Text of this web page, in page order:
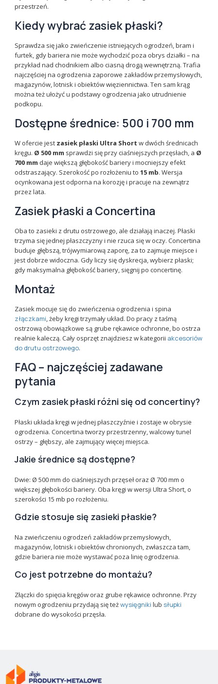
przestrzeń.
Kiedy wybrać zasiek płaski?
Sprawdza się jako zwieńczenie istniejących ogrodzeń, bram i
furtek, gdy bariera nie może wychodzić poza obrys działki – na
przykład nad chodnikiem albo ciasną drogą wewnętrzną. Trafia
najczęściej na ogrodzenia zaporowe zakładów przemysłowych,
magazynów, lotnisk i obiektów więziennictwa. Ten sam krąg
można też ułożyć u podstawy ogrodzenia jako utrudnienie
podkopu.
Dostępne średnice: 500 i 700 mm
W ofercie jest zasiek płaski Ultra Short w dwóch średnicach
kręgu. Ø 500 mm sprawdzi się przy ciaśniejszych przęsłach, a Ø
700 mm daje większą głębokość bariery i mocniejszy efekt
odstraszający. Szerokość po rozłożeniu to15 mb. Wersja
ocynkowana jest odporna na korozję i pracuje na zewnątrz
przez lata.
Zasiek płaski a Concertina
Oba to zasieki z drutu ostrzowego, ale działają inaczej. Płaski
trzyma się jednej płaszczyzny i nie rzuca się w oczy. Concertina
buduje głębszą, trójwymiarową zaporę, za to zajmuje miejsce i
jest dobrze widoczna. Gdy liczy się dyskrecja, wybierz płaski;
gdy maksymalna głębokość bariery, sięgnij po concertinę.
Montaż
Zasiek mocuje się do zwieńczenia ogrodzenia i spina
złączkami, żeby kręgi trzymały układ. Do pracy z taśmą
ostrzową obowiązkowe są grube rękawice ochronne, bo ostrza
realnie kaleczą. Cały osprzęt znajdziesz w kategorii akcesoriów
do drutu ostrzowego.
FAQ – najczęściej zadawane
pytania
Czym zasiek płaski różni się od concertiny?
Płaski układa kręgi w jednej płaszczyźnie i zostaje w obrysie
ogrodzenia. Concertina tworzy przestrzenny, walcowy tunel
ostrzy – głębszy, ale zajmujący więcej miejsca.
Jakie średnice są dostępne?
Dwie: Ø 500 mm do ciaśniejszych przęseł oraz Ø 700 mm o
większej głębokości bariery. Oba kręgi w wersji Ultra Short, o
szerokości 15 mb po rozłożeniu.
Gdzie stosuje się zasieki płaskie?
Na zwieńczeniu ogrodzeń zakładów przemysłowych,
magazynów, lotnisk i obiektów chronionych, zwłaszcza tam,
gdzie bariera nie może wystawać poza linię ogrodzenia.
Co jest potrzebne do montażu?
Złączki do spięcia kręgów oraz grube rękawice ochronne. Przy
nowym ogrodzeniu przydają się teżwysięgniki lubsłupki
dobrane do wysokości przęsła.